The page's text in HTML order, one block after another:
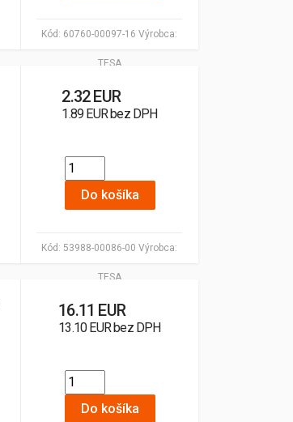
Kód: 60760-00097-16 Výrobca:
TESA
Kód: 53988-00086-00 Výrobca:
TESA
2.32 EUR
1.89 EUR bez DPH
Do košíka
16.11 EUR
13.10 EUR bez DPH
Do košíka